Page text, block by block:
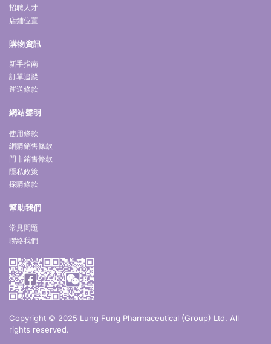
招聘人才
店鋪位置
購物資訊
新手指南
訂單追蹤
運送條款
網站聲明
使用條款
網購銷售條款
門市銷售條款
隱私政策
採購條款
幫助我們
常見問題
聯絡我們
Copyright © 2025 Lung Fung Pharmaceutical (Group) Ltd. All
rights reserved.